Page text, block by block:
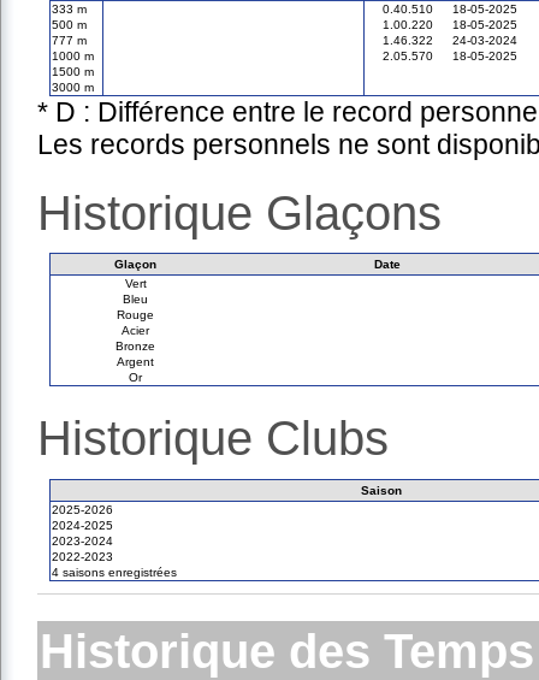
333 m
0.40.510
18-05-2025
500 m
1.00.220
18-05-2025
777 m
1.46.322
24-03-2024
1000 m
2.05.570
18-05-2025
1500 m
3000 m
* D : Différence entre le record
Les records personnels ne sont
Historique Glaçons
Glaçon
Date
Vert
Bleu
Rouge
Acier
Bronze
Argent
Or
Historique Clubs
Saison
2025-2026
2024-2025
2023-2024
2022-2023
4 saisons enregistrées
Historique des Temps